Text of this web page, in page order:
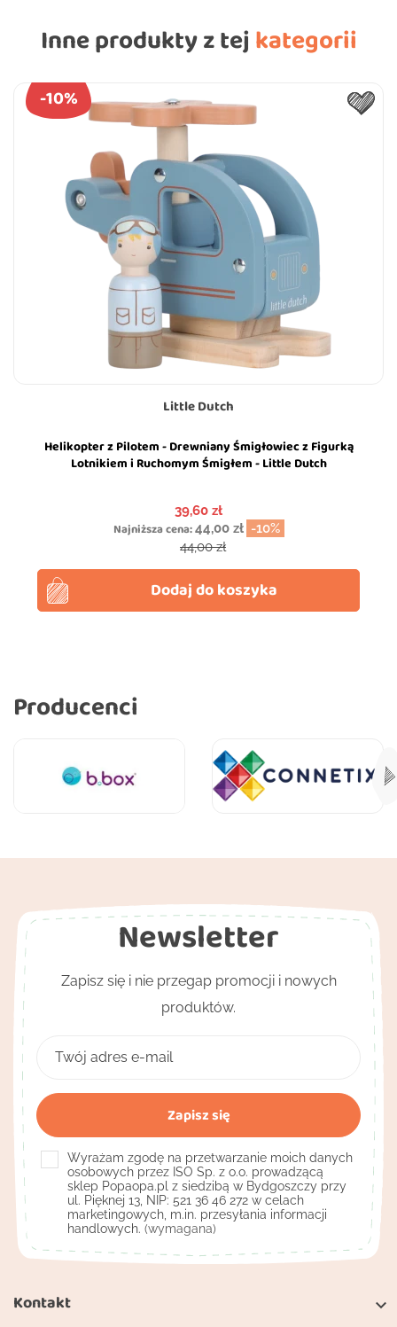
Inne produkty z tej kategorii
Little Dutch
Helikopter z Pilotem - Drewniany Śmigłowiec z Figurką
Lotnikiem i Ruchomym Śmigłem - Little Dutch
Cena
39,60 zł
Najniższa cena:44,00 zł -10%
Cena podstawowa
44,00 zł
-10%
Dodaj do koszyka
Producenci
Kontakt 
Newsletter
Zapisz się i nie przegap promocji i nowych
produktów.
Wyrażam zgodę na przetwarzanie moich danych
osobowych przez ISO Sp. z o.o. prowadzącą
sklep Popaopa.pl z siedzibą w Bydgoszczy przy
ul. Pięknej 13, NIP: 521 36 46 272 w celach
marketingowych, m.in. przesyłania informacji
handlowych. (wymagana)